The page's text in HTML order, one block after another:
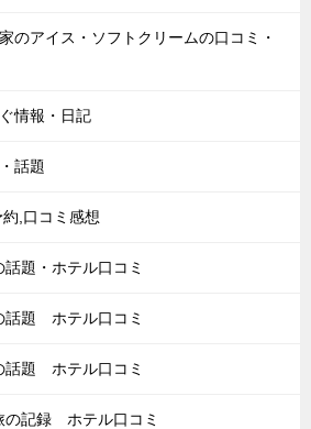
のアイス・ソフトクリームの口コミ・
情報・日記
話題
,口コミ感想
題・ホテル口コミ
話題 ホテル口コミ
話題 ホテル口コミ
の記録 ホテル口コミ